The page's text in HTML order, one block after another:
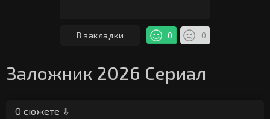
В закладки 0 0
Заложник 2026 Сериал
О сюжете ⇩